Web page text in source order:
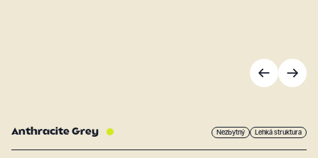
Anthracite Grey Nezbytný Lehká struktura